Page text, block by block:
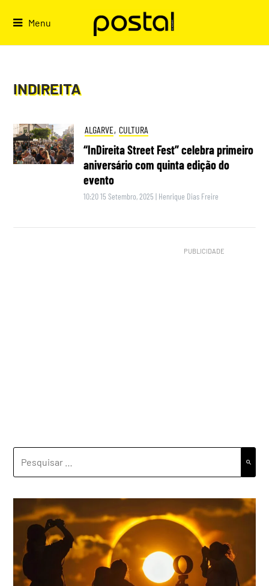
Menu
INDIREITA
ALGARVE, CULTURA
“InDireita Street Fest” celebra primeiro
aniversário com quinta edição do
evento
10:20 15 Setembro, 2025 | Henrique Dias Freire